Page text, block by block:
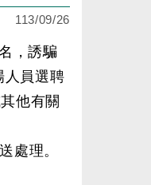
113/09/26
，誘騙
人員選聘
他有關
處理。